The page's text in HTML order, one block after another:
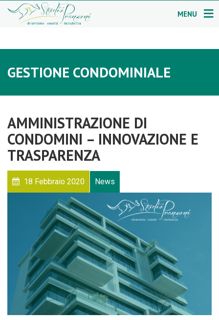
MENU
GESTIONE CONDOMINIALE
AMMINISTRAZIONE DI
CONDOMINI – INNOVAZIONE E
TRASPARENZA
18 Febbraio 2020 News